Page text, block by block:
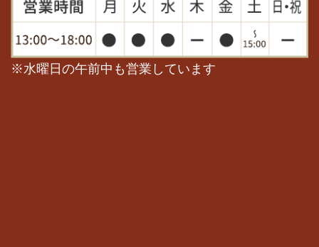
※水曜日の午前中も営業しています